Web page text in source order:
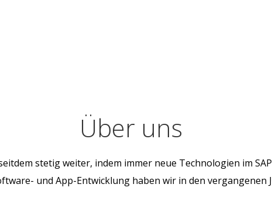
Über uns
stetig weiter, indem immer neue Technologien im
und App-Entwicklung haben wir in den